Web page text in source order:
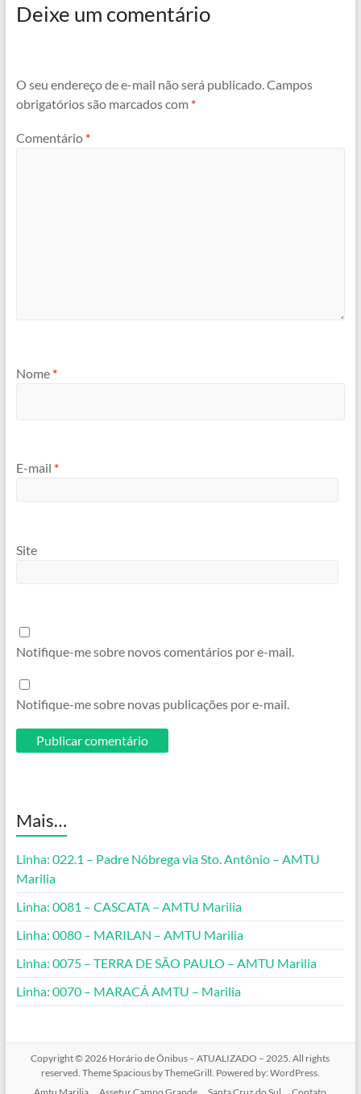
Deixe um comentário
O seu endereço de e-mail não será publicado.Campos
obrigatórios são marcados com *
Comentário *
Nome *
E-mail *
Site
Notifique-me sobre novos comentários por e-mail.
Notifique-me sobre novas publicações por e-mail.
Mais…
Linha: 022.1 – Padre Nóbrega via Sto. Antônio – AMTU
Marilia
Linha: 0081 – CASCATA – AMTU Marilia
Linha: 0080 – MARILAN – AMTU Marilia
Linha: 0075 – TERRA DE SÃO PAULO – AMTU Marilia
Linha: 0070 – MARACÁ AMTU – Marilia
Copyright © 2026 Horário de Ônibus – ATUALIZADO – 2025. All rights
reserved. ThemeSpaciousby ThemeGrill. Powered by: WordPress.